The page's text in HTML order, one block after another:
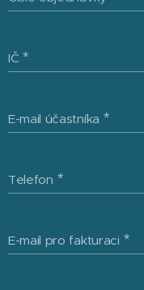
IČ
E-mail účastníka
Telefon
E-mail pro fakturaci